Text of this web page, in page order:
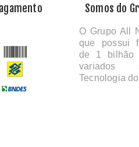
Somos do
O Grupo All
que possui
de 1 bilhão
variados
Tecnologia